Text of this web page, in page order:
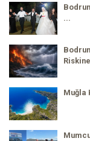
...
Muğla